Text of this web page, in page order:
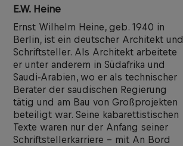
E.W. Heine
Ernst Wilhelm Heine, geb. 1940 in
Berlin, ist ein deutscher Architekt und
Schriftsteller. Als Architekt arbeitete
er unter anderem in Südafrika und
Saudi-Arabien, wo er als technischer
Berater der saudischen Regierung
tätig und am Bau von Großprojekten
beteiligt war. Seine kabarettistischen
Texte waren nur der Anfang seiner
Schriftstellerkarriere – mit An Bord